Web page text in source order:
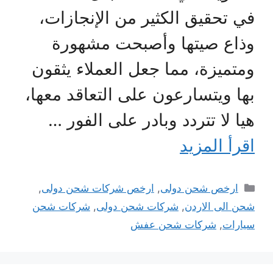
في تحقيق الكثير من الإنجازات،
وذاع صيتها وأصبحت مشهورة
ومتميزة، مما جعل العملاء يثقون
بها ويتسارعون على التعاقد معها،
هيا لا تتردد وبادر على الفور …
اقرأ المزيد
التصنيفات
ارخص شحن دولى, ارخص شركات شحن دولى,
شحن الى الاردن, شركات شحن دولى, شركات شحن
سيارات, شركات شحن عفش